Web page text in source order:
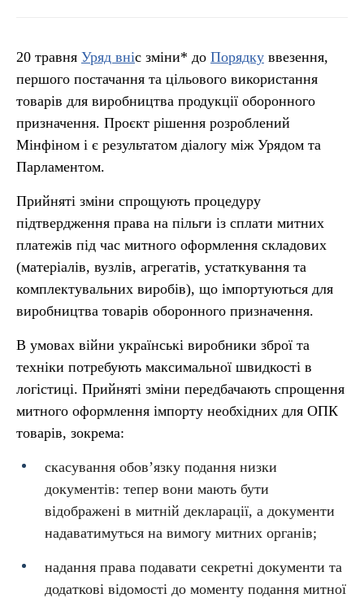
20 травня Уряд вніс зміни* до Порядку ввезення,
першого постачання та цільового використання
товарів для виробництва продукції оборонного
призначення. Проєкт рішення розроблений
Мінфіном і є результатом діалогу між Урядом та
Парламентом.
Прийняті зміни спрощують процедуру
підтвердження права на пільги із сплати митних
платежів під час митного оформлення складових
(матеріалів, вузлів, агрегатів, устаткування та
комплектувальних виробів), що імпортуються для
виробництва товарів оборонного призначення.
В умовах війни українські виробники зброї та
техніки потребують максимальної швидкості в
логістиці. Прийняті зміни передбачають спрощення
митного оформлення імпорту необхідних для ОПК
товарів, зокрема:
скасування обов’язку подання низки
документів: тепер вони мають бути
відображені в митній декларації, а документи
надаватимуться на вимогу митних органів;
надання права подавати секретні документи та
додаткові відомості до моменту подання митної